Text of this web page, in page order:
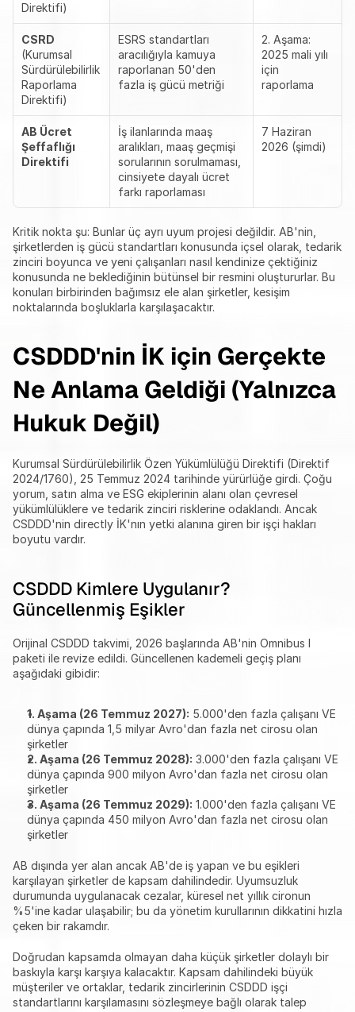
Direktifi)
CSRD
(Kurumsal
Sürdürülebilirlik
Raporlama
Direktifi)
ESRS standartları
aracılığıyla kamuya
raporlanan 50'den
fazla iş gücü metriği
2. Aşama:
2025 mali yılı
için
raporlama
AB Ücret
Şeffaflığı
Direktifi
İş ilanlarında maaş
aralıkları, maaş geçmişi
sorularının sorulmaması,
cinsiyete dayalı ücret
farkı raporlaması
7 Haziran
2026 (şimdi)
Kritik nokta şu: Bunlar üç ayrı uyum projesi değildir. AB'nin,
şirketlerden iş gücü standartları konusunda içsel olarak, tedarik
zinciri boyunca ve yeni çalışanları nasıl kendinize çektiğiniz
konusunda ne beklediğinin bütünsel bir resmini oluştururlar. Bu
konuları birbirinden bağımsız ele alan şirketler, kesişim
noktalarında boşluklarla karşılaşacaktır.
CSDDD'nin İK için Gerçekte
Ne Anlama Geldiği (Yalnızca
Hukuk Değil)
Kurumsal Sürdürülebilirlik Özen Yükümlülüğü Direktifi (Direktif
2024/1760), 25 Temmuz 2024 tarihinde yürürlüğe girdi. Çoğu
yorum, satın alma ve ESG ekiplerinin alanı olan çevresel
yükümlülüklere ve tedarik zinciri risklerine odaklandı. Ancak
CSDDD'nin directly İK'nın yetki alanına giren bir işçi hakları
boyutu vardır.
CSDDD Kimlere Uygulanır?
Güncellenmiş Eşikler
Orijinal CSDDD takvimi, 2026 başlarında AB'nin Omnibus I
paketi ile revize edildi. Güncellenen kademeli geçiş planı
aşağıdaki gibidir:
1. Aşama (26 Temmuz 2027): 5.000'den fazla çalışanı VE
dünya çapında 1,5 milyar Avro'dan fazla net cirosu olan
şirketler
2. Aşama (26 Temmuz 2028): 3.000'den fazla çalışanı VE
dünya çapında 900 milyon Avro'dan fazla net cirosu olan
şirketler
3. Aşama (26 Temmuz 2029): 1.000'den fazla çalışanı VE
dünya çapında 450 milyon Avro'dan fazla net cirosu olan
şirketler
AB dışında yer alan ancak AB'de iş yapan ve bu eşikleri
karşılayan şirketler de kapsam dahilindedir. Uyumsuzluk
durumunda uygulanacak cezalar, küresel net yıllık cironun
%5'ine kadar ulaşabilir; bu da yönetim kurullarının dikkatini hızla
çeken bir rakamdır.
Doğrudan kapsamda olmayan daha küçük şirketler dolaylı bir
baskıyla karşı karşıya kalacaktır. Kapsam dahilindeki büyük
müşteriler ve ortaklar, tedarik zincirlerinin CSDDD işçi
standartlarını karşılamasını sözleşmeye bağlı olarak talep